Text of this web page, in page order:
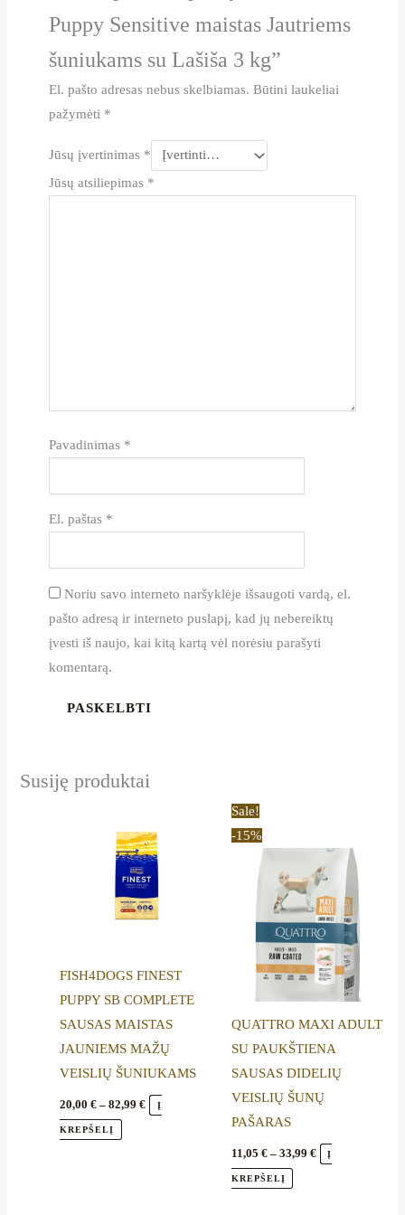
Puppy Sensitive maistas Jautriems
šuniukams su Lašiša 3 kg”
El. pašto adresas nebus skelbiamas. Būtini laukeliai
pažymėti *
Jūsų įvertinimas *
Jūsų atsiliepimas *
Pavadinimas *
El. paštas *
Noriu savo interneto naršyklėje išsaugoti vardą, el.
pašto adresą ir interneto puslapį, kad jų nebereiktų
įvesti iš naujo, kai kitą kartą vėl norėsiu parašyti
komentarą.
Susiję produktai
FISH4DOGS FINEST
PUPPY SB COMPLETE
SAUSAS MAISTAS
JAUNIEMS MAŽŲ
VEISLIŲ ŠUNIUKAMS
20,00€ – 82,99€
20,00 €
through
82,99 €
Į
KREPŠELĮ
product
has
multiple
variants.
may
be
chosen
on
the
product
Sale!
-15%
QUATTRO MAXI ADULT
SU PAUKŠTIENA
SAUSAS DIDELIŲ
VEISLIŲ ŠUNŲ
PAŠARAS
11,05 € – 33,99 €
through
33,99 €
Į
KREPŠELĮ
multiple
variants.
The
options
may
be
chosen
on
the
product